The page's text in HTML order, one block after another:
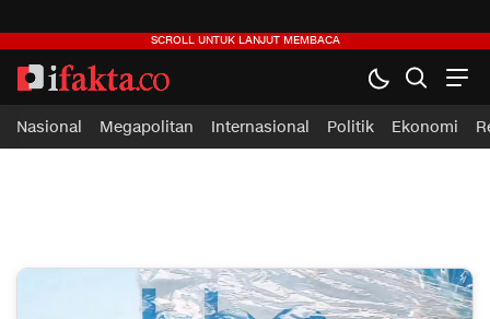
Nasional Megapolitan Internasional Politik Ekonomi